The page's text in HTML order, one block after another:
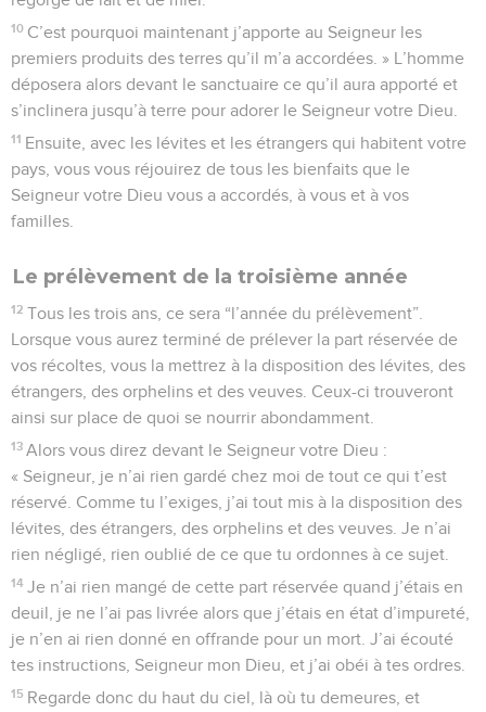
10 C’est pourquoi maintenant j’apporte au Seigneur les
premiers produits des terres qu’il m’a accordées. » L’homme
déposera alors devant le sanctuaire ce qu’il aura apporté et
s’inclinera jusqu’à terre pour adorer le Seigneur votre Dieu.
11 Ensuite, avec les lévites et les étrangers qui habitent votre
pays, vous vous réjouirez de tous les bienfaits que le
Seigneur votre Dieu vous a accordés, à vous et à vos
familles.
Le prélèvement de la troisième année
12 Tous les trois ans, ce sera “l’année du prélèvement”.
Lorsque vous aurez terminé de prélever la part réservée de
vos récoltes, vous la mettrez à la disposition des lévites, des
étrangers, des orphelins et des veuves. Ceux-ci trouveront
ainsi sur place de quoi se nourrir abondamment.
13 Alors vous direz devant le Seigneur votre Dieu :
« Seigneur, je n’ai rien gardé chez moi de tout ce qui t’est
réservé. Comme tu l’exiges, j’ai tout mis à la disposition des
lévites, des étrangers, des orphelins et des veuves. Je n’ai
rien négligé, rien oublié de ce que tu ordonnes à ce sujet.
14 Je n’ai rien mangé de cette part réservée quand j’étais en
deuil, je ne l’ai pas livrée alors que j’étais en état d’impureté,
je n’en ai rien donné en offrande pour un mort. J’ai écouté
tes instructions, Seigneur mon Dieu, et j’ai obéi à tes ordres.
15 Regarde donc du haut du ciel, là où tu demeures, et